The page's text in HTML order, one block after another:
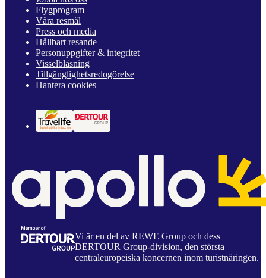
Flygprogram
Våra resmål
Press och media
Hållbart resande
Personuppgifter & integritet
Visselblåsning
Tillgänglighetsredogörelse
Hantera cookies
Vi är en del av REWE Group och dess
DERTOUR Group-division, den största
centraleuropeiska koncernen inom turistnäringen.